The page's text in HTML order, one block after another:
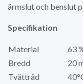
ärmslut och benslut
Specifikation
Material
63
Bredd
20
Tvättråd